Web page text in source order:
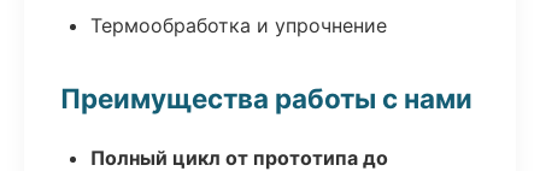
Термообработка и упрочнение
Преимущества работы с нами
Полный цикл от прототипа до